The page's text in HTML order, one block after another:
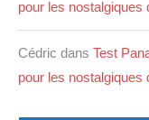
pour les nostalgiques
Cédric dans Test
pour les nostalgiques